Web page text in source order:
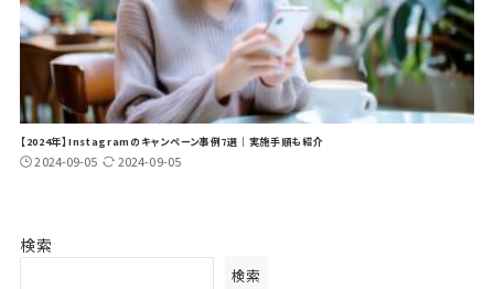
【2024年】Instagramのキャンペーン事例7選｜実施手順も紹介
2024-09-05 2024-09-05
検索
検索